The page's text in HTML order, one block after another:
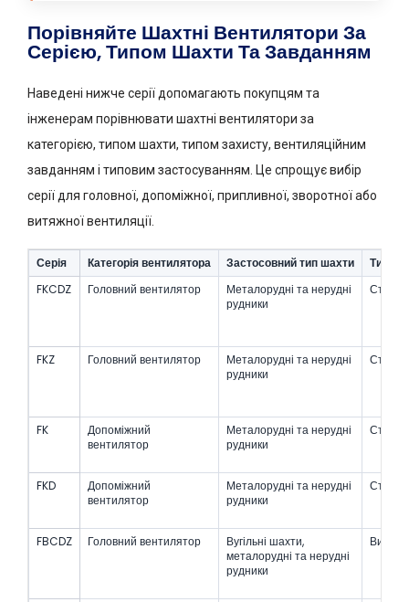
Порівняйте Шахтні Вентилятори За
Серією, Типом Шахти Та Завданням
Наведені нижче серії допомагають покупцям та
інженерам порівнювати шахтні вентилятори за
категорією, типом шахти, типом захисту, вентиляційним
завданням і типовим застосуванням. Це спрощує вибір
серії для головної, допоміжної, припливної, зворотної або
витяжної вентиляції.
Серія Категорія вентилятора Застосовний тип шахти
Тип
FKCDZ
Головний вентилятор
Металорудні та нерудні
рудники
FKZ Головний вентилятор
Металорудні та нерудні
рудники
FK
Допоміжний
вентилятор
Металорудні та нерудні
рудники
FKD
Допоміжний
вентилятор
Металорудні та нерудні
рудники
FBCDZ Головний вентилятор
Вугільні шахти,
металорудні та нерудні
рудники